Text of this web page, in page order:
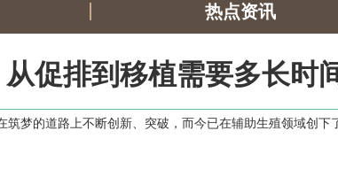
热点资讯
促排到移植需要多长时
梦的道路上不断创新、突破，而今已在辅助生殖领域创